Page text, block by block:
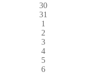
30
31
1
2
3
4
5
6